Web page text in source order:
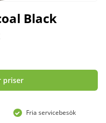
Black
priser
Fria servicebesök